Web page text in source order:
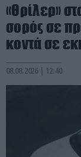
«Θρίλερ»
σορός σε
κοντά σε
08.08.2026 | 12:40